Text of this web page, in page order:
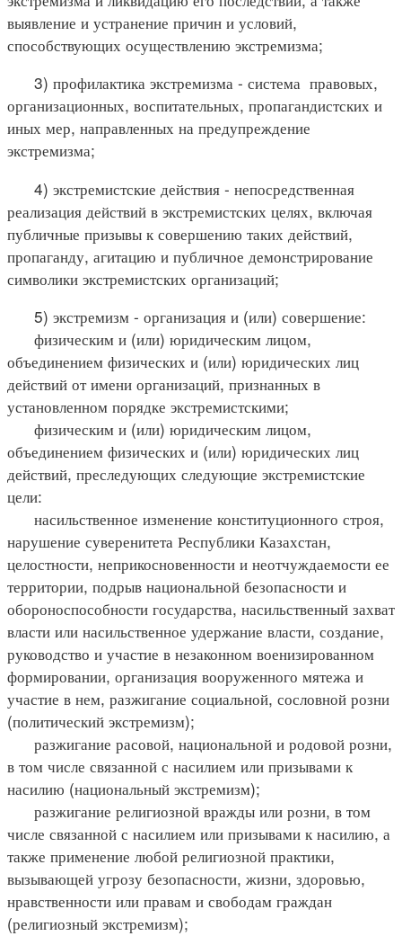
выявление и устранение причин и условий,
способствующих осуществлению экстремизма;
3) профилактика экстремизма - система правовых,
организационных, воспитательных, пропагандистских и
иных мер, направленных на предупреждение
экстремизма;
4) экстремистские действия - непосредственная
реализация действий в экстремистских целях, включая
публичные призывы к совершению таких действий,
пропаганду, агитацию и публичное демонстрирование
символики экстремистских организаций;
5) экстремизм - организация и (или) совершение:
физическим и (или) юридическим лицом,
объединением физических и (или) юридических лиц
действий от имени организаций, признанных в
установленном порядке экстремистскими;
физическим и (или) юридическим лицом,
объединением физических и (или) юридических лиц
действий, преследующих следующие экстремистские
цели:
насильственное изменение конституционного строя,
нарушение суверенитета Республики Казахстан,
целостности, неприкосновенности и неотчуждаемости ее
территории, подрыв национальной безопасности и
обороноспособности государства, насильственный захват
власти или насильственное удержание власти, создание,
руководство и участие в незаконном военизированном
формировании, организация вооруженного мятежа и
участие в нем, разжигание социальной, сословной розни
(политический экстремизм);
разжигание расовой, национальной и родовой розни,
в том числе связанной с насилием или призывами к
насилию (национальный экстремизм);
разжигание религиозной вражды или розни, в том
числе связанной с насилием или призывами к насилию, а
также применение любой религиозной практики,
вызывающей угрозу безопасности, жизни, здоровью,
нравственности или правам и свободам граждан
(религиозный экстремизм);